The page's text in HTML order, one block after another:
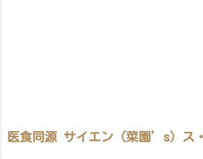
医食同源 サイエン（菜園’s）ス